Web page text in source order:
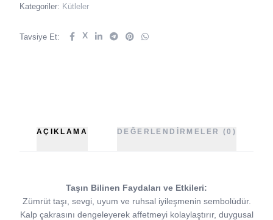
Kategoriler: Kütleler
Tavsiye Et: X
AÇIKLAMA DEĞERLENDIRMELER (0)
Taşın Bilinen Faydaları ve Etkileri:
Zümrüt taşı, sevgi, uyum ve ruhsal iyileşmenin sembolüdür.
Kalp çakrasını dengeleyerek affetmeyi kolaylaştırır, duygusal